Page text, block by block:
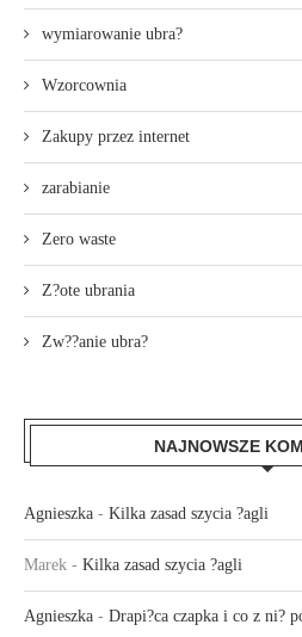
wymiarowanie ubra?
Wzorcownia
Zakupy przez internet
zarabianie
Zero waste
Z?ote ubrania
Zw??anie ubra?
NAJNOWSZE
Agnieszka - Kilka zasad szycia ?agli
Marek - Kilka zasad szycia ?agli
Agnieszka - Drapi?ca czapka i co z ni?